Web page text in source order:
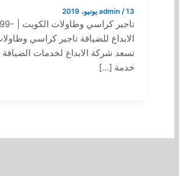
admin /13 يونيو، 2019
الابداع للضيافة تاجير كراسي
تسعد شركة الابداع لخدمات
خدمة […]